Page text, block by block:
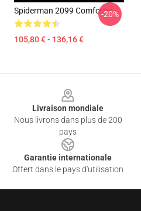
Spiderman 2099 Comforter
105,80 € - 136,16 €
-20%
Livraison mondiale
Nous livrons dans plus de 200
pays
Garantie internationale
Offert dans le pays d'utilisation